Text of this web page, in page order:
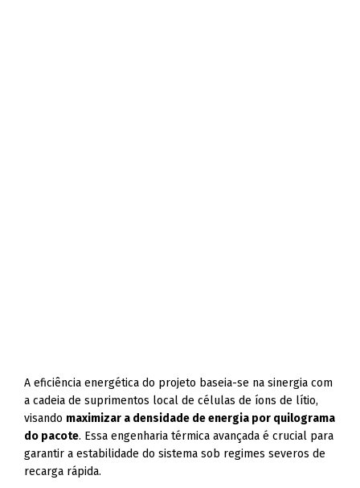
A eficiência energética do projeto baseia-se na sinergia com
a cadeia de suprimentos local de células de íons de lítio,
visando maximizar a densidade de energia por quilograma
do pacote. Essa engenharia térmica avançada é crucial para
garantir a estabilidade do sistema sob regimes severos de
recarga rápida.